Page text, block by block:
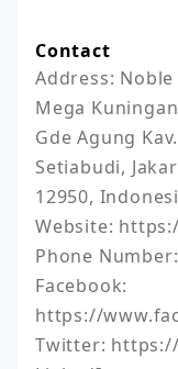
Contact
Address: Noble
Mega
Gde Agung
Setiabudi,
12950,
Website:
Phone
Facebook:
https://
Twitter: